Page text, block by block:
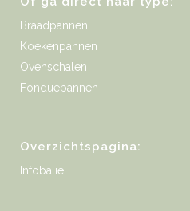
Braadpannen
Koekenpannen
Ovenschalen
Fonduepannen
Overzichtspagina:
Infobalie